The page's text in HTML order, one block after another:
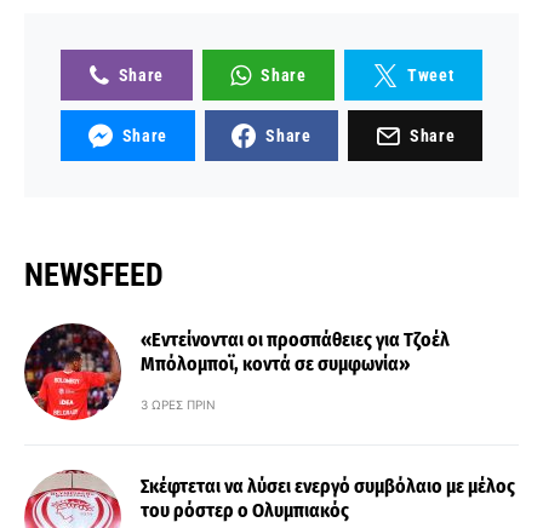
Share Share Tweet
Share Share Share
NEWSFEED
«Εντείνονται οι προσπάθειες για Τζοέλ
Μπόλομποϊ, κοντά σε συμφωνία»
3 ΏΡΕΣ ΠΡΙΝ
Σκέφτεται να λύσει ενεργό συμβόλαιο με μέλος
του ρόστερ ο Ολυμπιακός